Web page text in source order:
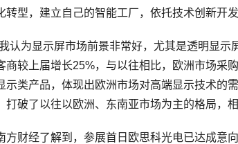
转型，建立自己的智能工厂，依托技术创新开
为显示屏市场前景非常好，尤其是透明显示
商较上届增长25%，与以往相比，欧洲市场采
示类产品，体现出欧洲市场对高端显示技术的
打破了以往以欧洲、东南亚市场为主的格局，
经了解到，参展首日欧思科光电已达成意向